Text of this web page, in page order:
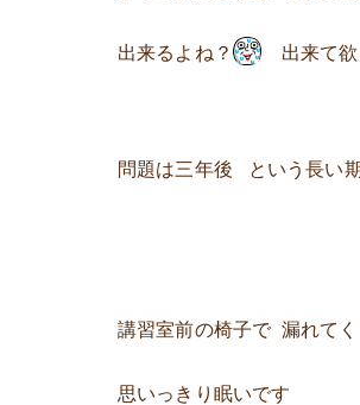
出来るよね？ 出来て欲
問題は三年後 という長い
講習室前の椅子で 漏れて
思いっきり眠いです